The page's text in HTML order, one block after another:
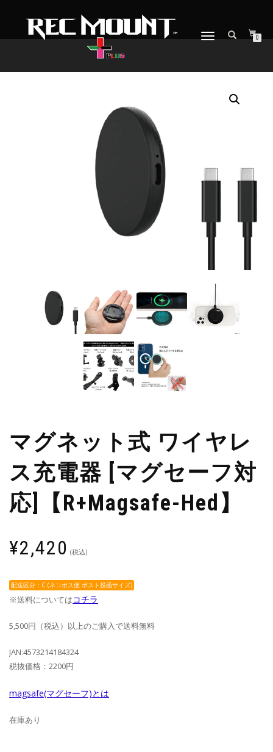
ナ
ー
0
マグネット式 ワイヤレ
ス充電器 [マグセーフ対
応]【R+Magsafe-Hed】
¥2,420 (税込)
配送区分：C (ネコポス便 ポスト投函サイズ)
※送料についてはコチラ
5,500円（税込）以上のご購入で送料無料
JAN:4573214184324
税抜価格：2200円
magsafe(マグセーフ)とは
在庫あり